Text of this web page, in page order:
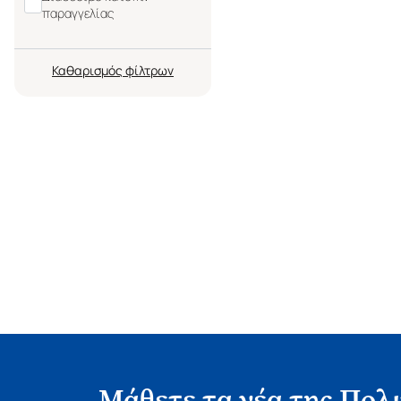
παραγγελίας
Καθαρισμός